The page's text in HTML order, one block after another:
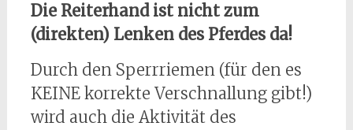
Die Reiterhand ist nicht zum
(direkten) Lenken des Pferdes da!
Durch den Sperrriemen (für den es
KEINE korrekte Verschnallung gibt!)
wird auch die Aktivität des